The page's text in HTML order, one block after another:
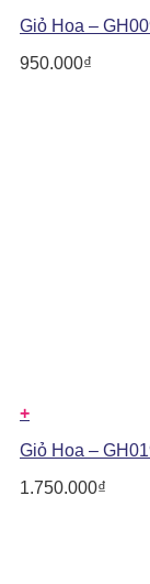
Giỏ Hoa –
950.000₫
+
Giỏ Hoa –
1.750.000₫